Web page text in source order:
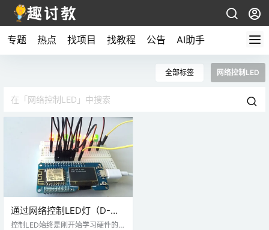
专题 热点 找项目 找教程 公告 AI助手
全部标签 网络控制LED
通过网络控制LED灯（D-
DUINO）
控制LED始终是刚开始学习硬件的起